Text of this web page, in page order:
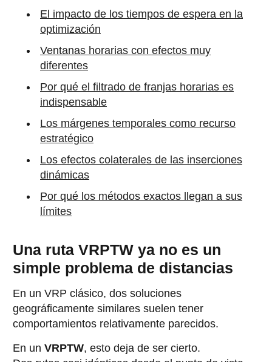
El impacto de los tiempos de espera en la
optimización
Ventanas horarias con efectos muy
diferentes
Por qué el filtrado de franjas horarias es
indispensable
Los márgenes temporales como recurso
estratégico
Los efectos colaterales de las inserciones
dinámicas
Por qué los métodos exactos llegan a sus
límites
Una ruta VRPTW ya no es un
simple problema de distancias
En un VRP clásico, dos soluciones
geográficamente similares suelen tener
comportamientos relativamente parecidos.
En un VRPTW, esto deja de ser cierto.